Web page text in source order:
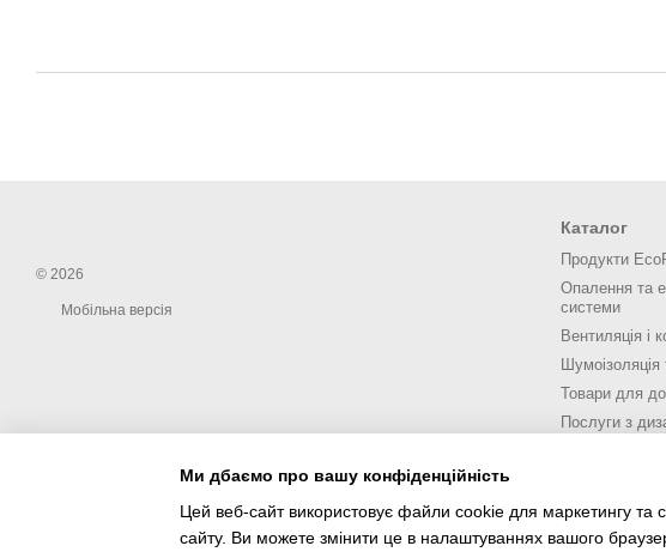
© 2026
Мобільна версія
Каталог
Продукти
Опалення та
системи
Вентиляція і
Шумоізоляція
Товари для
Послуги з
Ми дбаємо про вашу конфіденційність
Цей веб-сайт використовує файли cookie для маркетингу та
сайту. Ви можете змінити це в налаштуваннях вашого